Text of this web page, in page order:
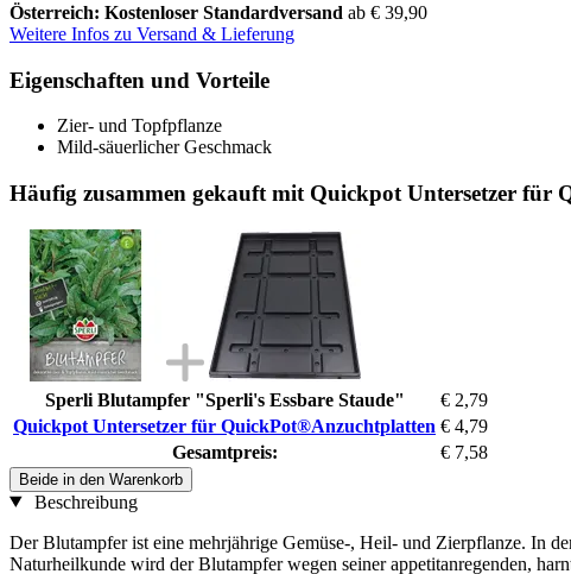
Österreich: Kostenloser Standardversand ab € 39,90
Weitere Infos zu Versand & Lieferung
Eigenschaften und Vorteile
Zier- und Topfpflanze
Mild-säuerlicher Geschmack
Häufig zusammen gekauft mit Quickpot Untersetzer für
Sperli Blutampfer "Sperli's Essbare Staude"
€ 2,79
Quickpot Untersetzer für QuickPot®Anzuchtplatten € 4,79
Gesamtpreis:
€ 7,58
Beide in den Warenkorb
Beschreibung
Der Blutampfer ist eine mehrjährige Gemüse-, Heil- und Zierpflanze. In
Naturheilkunde wird der Blutampfer wegen seiner appetitanregenden,